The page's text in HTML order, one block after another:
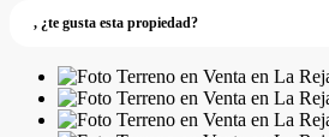
, ¿te gusta esta propiedad?